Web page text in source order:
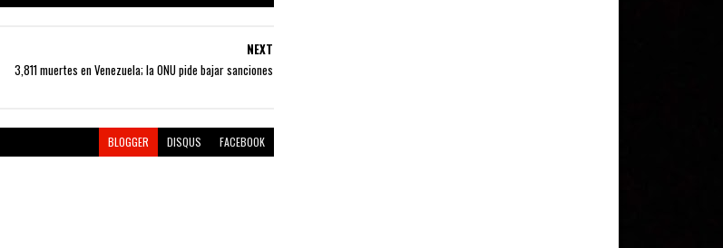
NEXT
3,811 muertes en Venezuela; la ONU pide bajar sanciones
BLOGGER DISQUS FACEBOOK